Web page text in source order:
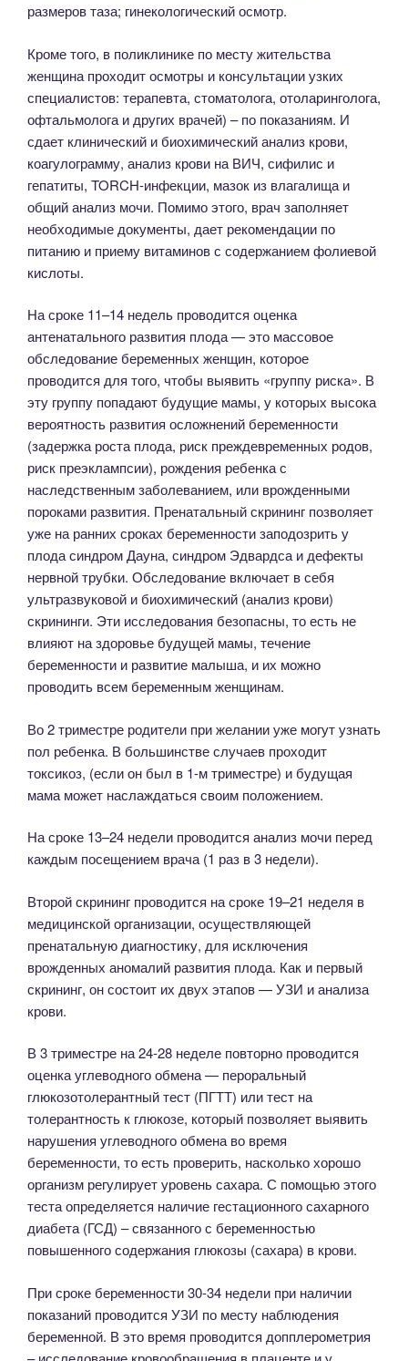
размеров таза; гинекологический осмотр.
Кроме того, в поликлинике по месту жительства
женщина проходит осмотры и консультации узких
специалистов: терапевта, стоматолога, отоларинголога,
офтальмолога и других врачей) – по показаниям. И
сдает клинический и биохимический анализ крови,
коагулограмму, анализ крови на ВИЧ, сифилис и
гепатиты, TORCH-инфекции, мазок из влагалища и
общий анализ мочи. Помимо этого, врач заполняет
необходимые документы, дает рекомендации по
питанию и приему витаминов с содержанием фолиевой
кислоты.
На сроке 11–14 недель проводится оценка
антенатального развития плода — это массовое
обследование беременных женщин, которое
проводится для того, чтобы выявить «группу риска». В
эту группу попадают будущие мамы, у которых высока
вероятность развития осложнений беременности
(задержка роста плода, риск преждевременных родов,
риск преэклампсии), рождения ребенка с
наследственным заболеванием, или врожденными
пороками развития. Пренатальный скрининг позволяет
уже на ранних сроках беременности заподозрить у
плода синдром Дауна, синдром Эдвардса и дефекты
нервной трубки. Обследование включает в себя
ультразвуковой и биохимический (анализ крови)
скрининги. Эти исследования безопасны, то есть не
влияют на здоровье будущей мамы, течение
беременности и развитие малыша, и их можно
проводить всем беременным женщинам.
Во 2 триместре родители при желании уже могут узнать
пол ребенка. В большинстве случаев проходит
токсикоз, (если он был в 1-м триместре) и будущая
мама может наслаждаться своим положением.
На сроке 13–24 недели проводится анализ мочи перед
каждым посещением врача (1 раз в 3 недели).
Второй скрининг проводится на сроке 19–21 неделя в
медицинской организации, осуществляющей
пренатальную диагностику, для исключения
врожденных аномалий развития плода. Как и первый
скрининг, он состоит их двух этапов — УЗИ и анализа
крови.
В 3 триместре на 24-28 неделе повторно проводится
оценка углеводного обмена — пероральный
глюкозотолерантный тест (ПГТТ) или тест на
толерантность к глюкозе, который позволяет выявить
нарушения углеводного обмена во время
беременности, то есть проверить, насколько хорошо
организм регулирует уровень сахара. С помощью этого
теста определяется наличие гестационного сахарного
диабета (ГСД) – связанного с беременностью
повышенного содержания глюкозы (сахара) в крови.
При сроке беременности 30-34 недели при наличии
показаний проводится УЗИ по месту наблюдения
беременной. В это время проводится допплерометрия